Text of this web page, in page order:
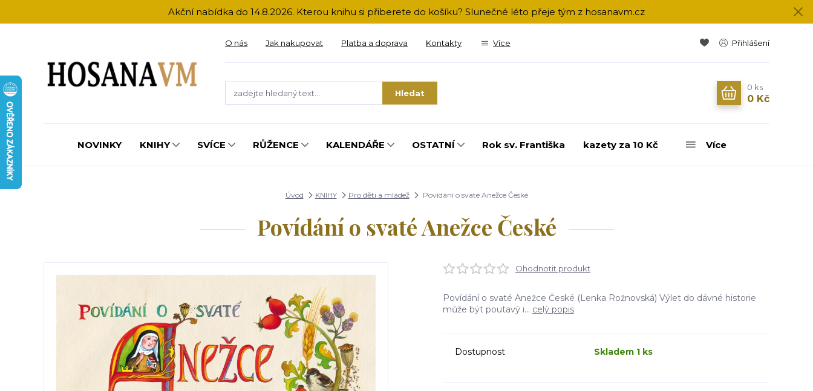
Akční nabídka do 14.8.2026. Kterou knihu si přiberete do košíku? Slunečné léto přeje tým z hosanavm.cz
O nás Jak nakupovat Platba a doprava Kontakty Více Přihlášení
Hledat
0 ks
0 Kč
NOVINKY KNIHY SVÍCE RŮŽENCE KALENDÁŘE OSTATNÍ Rok sv. Františka kazety za 10 Kč Více
Úvod KNIHY Pro děti a mládež Povídání o svaté Anežce České
Povídání o svaté Anežce České
Ohodnotit produkt
Povídání o svaté Anežce České (Lenka Rožnovská) Výlet do dávné historie
může být poutavý i... celý popis
Dostupnost Skladem 1 ks